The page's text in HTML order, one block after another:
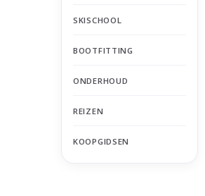
SKISCHOOL
BOOTFITTING
ONDERHOUD
REIZEN
KOOPGIDSEN